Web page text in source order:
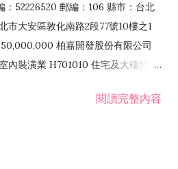
：52226520 郵編：106 縣市：台北
市大安區敦化南路2段77號10樓之1
柏嘉開發股份有限公司
內裝潢業 H701010 住宅及大樓開發
H703100 不動產租賃業 I503010
閱讀完整內容